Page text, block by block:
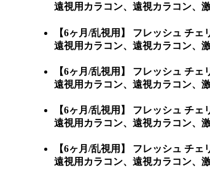
遠視用カラコン、遠視カラコン、
【6ヶ月/乱視用】 フレッシュ チ
遠視用カラコン、遠視カラコン、
【6ヶ月/乱視用】 フレッシュ チ
遠視用カラコン、遠視カラコン、
【6ヶ月/乱視用】 フレッシュ チ
遠視用カラコン、遠視カラコン、
【6ヶ月/乱視用】 フレッシュ チ
遠視用カラコン、遠視カラコン、